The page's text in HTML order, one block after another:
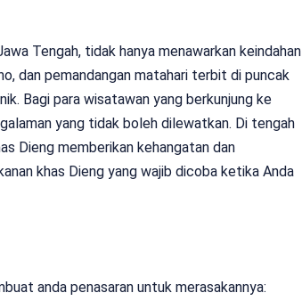
Tengah, tidak hanya menawarkan keindahan
dan pemandangan matahari terbit di puncak
Bagi para wisatawan yang berkunjung ke
yang tidak boleh dilewatkan. Di tengah
Dieng memberikan kehangatan dan
khas Dieng yang wajib dicoba ketika Anda
anda penasaran untuk merasakannya: